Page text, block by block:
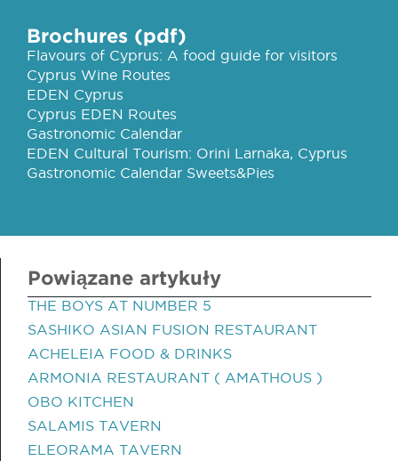
Brochures (pdf)
Flavours of Cyprus: A food guide for visitors
Cyprus Wine Routes
EDEN Cyprus
Cyprus EDEN Routes
Gastronomic Calendar
EDEN Cultural Tourism: Orini Larnaka, Cyprus
Gastronomic Calendar Sweets&Pies
Powiązane artykuły
THE BOYS AT NUMBER 5
SASHIKO ASIAN FUSION RESTAURANT
ACHELEIA FOOD & DRINKS
ARMONIA RESTAURANT ( AMATHOUS )
OBO KITCHEN
SALAMIS TAVERN
ELEORAMA TAVERN